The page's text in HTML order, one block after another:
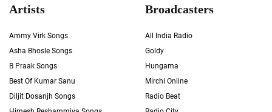
Artists
Ammy Virk Songs
Asha Bhosle Songs
B Praak Songs
Best Of Kumar Sanu
Diljit Dosanjh Songs
Broadcasters
All India Radio
Goldy
Hungama
Mirchi Online
Radio Beat